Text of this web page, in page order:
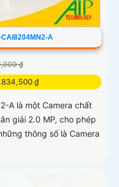
A
₫
₫
A là một Camera chất
giải 2.0 MP, cho phép
thông số là Camera